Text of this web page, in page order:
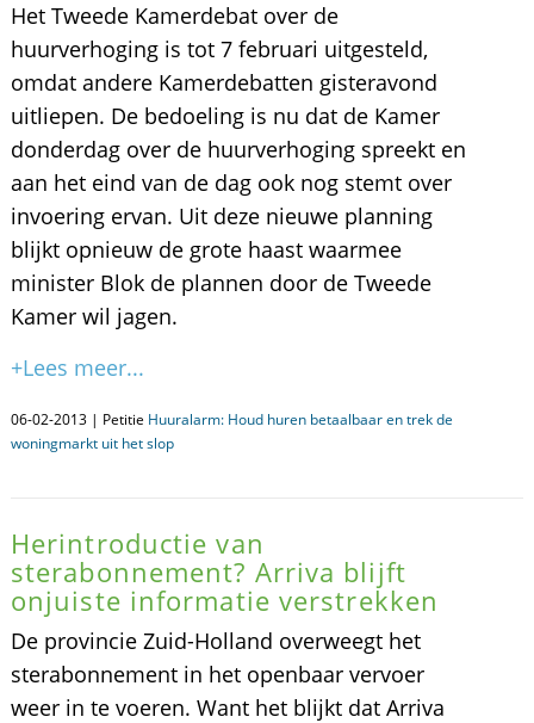
Het Tweede Kamerdebat over de
huurverhoging is tot 7 februari uitgesteld,
omdat andere Kamerdebatten gisteravond
uitliepen. De bedoeling is nu dat de Kamer
donderdag over de huurverhoging spreekt en
aan het eind van de dag ook nog stemt over
invoering ervan. Uit deze nieuwe planning
blijkt opnieuw de grote haast waarmee
minister Blok de plannen door de Tweede
Kamer wil jagen.
+Lees meer...
06-02-2013 | Petitie Huuralarm: Houd huren betaalbaar en trek de
woningmarkt uit het slop
Herintroductie van
sterabonnement? Arriva blijft
onjuiste informatie verstrekken
De provincie Zuid-Holland overweegt het
sterabonnement in het openbaar vervoer
weer in te voeren. Want het blijkt dat Arriva